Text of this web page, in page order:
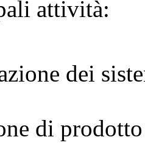
attività:
dei
di prodotto